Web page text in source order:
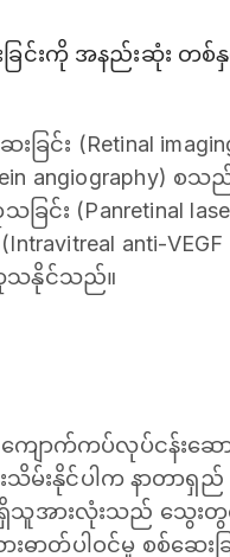
ခြင်းကို အနည်းဆုံး တစ်
င်း (Retinal
angiography) စ
း (Panretinal
anti-VEGF
ကုသနိုင်သည်။
င့် ကျောက်ကပ်လုပ်ငန်းဆ
သိမ်းနိုင်ပါက နာတာရှည်
ါရှိသူအားလုံးသည် သွေးတွ
ဓာတ်ပါဝင်မှု စစ်ဆေးခ